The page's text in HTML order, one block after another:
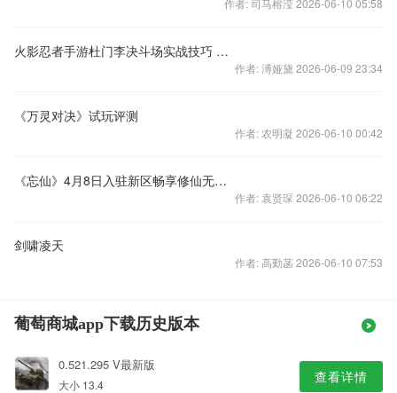
作者: 司马榕滢 2026-06-10 05:58
火影忍者手游杜门李决斗场实战技巧 操作走位及连招
作者: 溥娅黛 2026-06-09 23:34
《万灵对决》试玩评测
作者: 农明凝 2026-06-10 00:42
《忘仙》4月8日入驻新区畅享修仙无限好礼
作者: 袁贤琛 2026-06-10 06:22
剑啸凌天
作者: 高勤菡 2026-06-10 07:53
葡萄商城app下载历史版本
0.521.295 V最新版
大小 13.4 查看详情